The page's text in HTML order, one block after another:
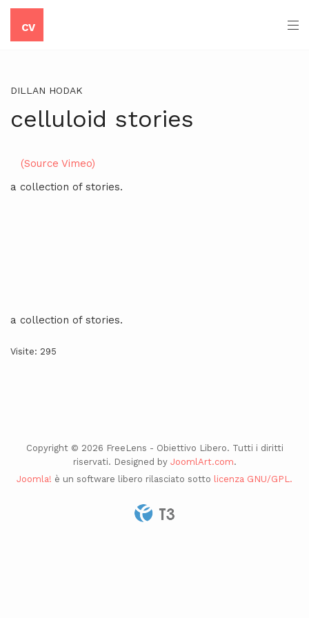
CV
DILLAN HODAK
celluloid stories
(Source Vimeo)
a collection of stories.
a collection of stories.
Visite: 295
Copyright © 2026 FreeLens - Obiettivo Libero. Tutti i diritti
riservati. Designed by JoomlArt.com.
Joomla! è un software libero rilasciato sotto licenza GNU/GPL.